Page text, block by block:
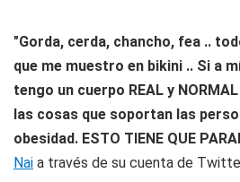
"Gorda, cerda, chancho, fea ..
que me muestro en bikini .. Si a
tengo un cuerpo REAL y
las cosas que soportan las
obesidad. ESTO TIENE QUE
Nai a través de su cuenta de